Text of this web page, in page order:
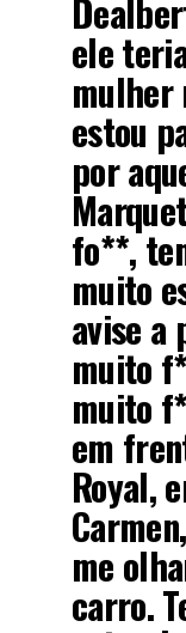
ele
mulher
estou
por
fo**,
muito
avise a
muito
muito
em
Royal,
me
carro.